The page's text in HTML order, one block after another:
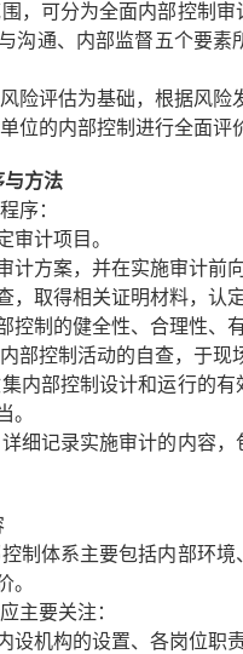
，可分为全面内部控制
沟通、内部监督五个要
险评估为基础，根据风
位的内部控制进行全面
方法
序：
审计项目。
计方案，并在实施审计前
，取得相关证明材料，认
控制的健全性、合理性、
部控制活动的自查，于
内部控制设计和运行的
。
细记录实施审计的内容
制体系主要包括内部环
。
主要关注：
设机构的设置、各岗位职